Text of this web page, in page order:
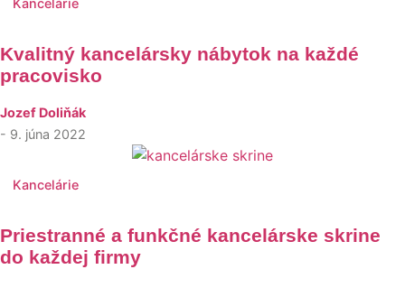
Kancelárie
Kvalitný kancelársky nábytok na každé
pracovisko
Jozef Doliňák
- 9. júna 2022
Kancelárie
Priestranné a funkčné kancelárske skrine
do každej firmy